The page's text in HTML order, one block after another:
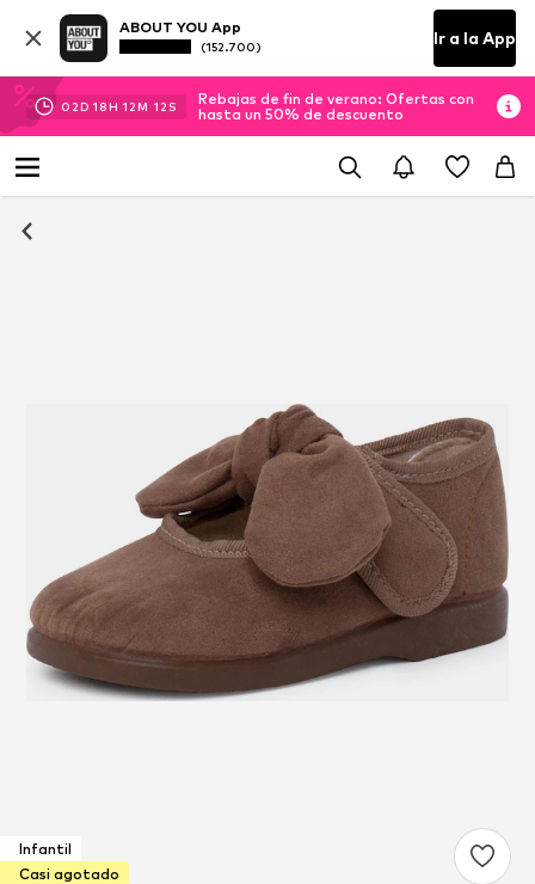
ABOUT YOU App
(152.700) Ir a la App
02D 18H 12M 11 S
Rebajas de fin de verano: Ofertas con
hasta un 50% de descuento
Infantil
Casi agotado